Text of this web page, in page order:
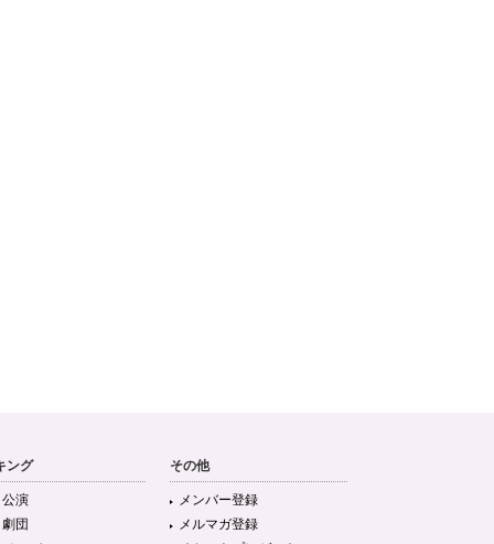
ング
演
団
その他
メンバー登録
メルマガ登録